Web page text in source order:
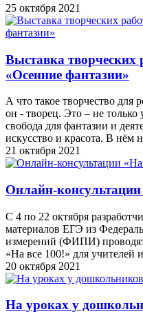
25 октября 2021
Выставка
«Осенние фантазии»
А что такое творчество для
он - творец. Это – не только
свобода для фантазии и
искусство и красота. В нём
21 октября 2021
Онлайн-
С 4 по 22 октября
материалов ЕГЭ из
измерений (ФИПИ)
«На все 100!» для учителей
20 октября 2021
На уроках у